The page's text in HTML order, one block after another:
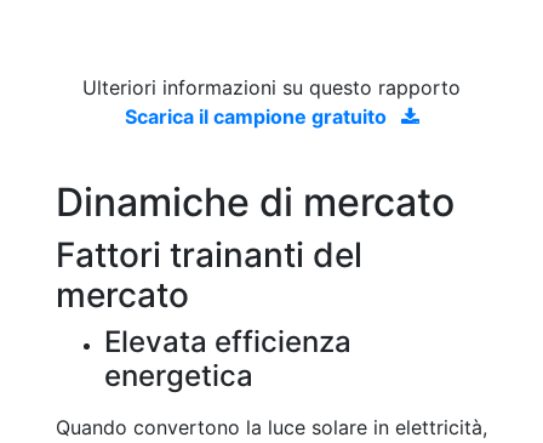
Ulteriori informazioni su questo rapporto
Scarica il campione gratuito
Dinamiche di mercato
Fattori trainanti del
mercato
Elevata efficienza
energetica
Quando convertono la luce solare in elettricità,